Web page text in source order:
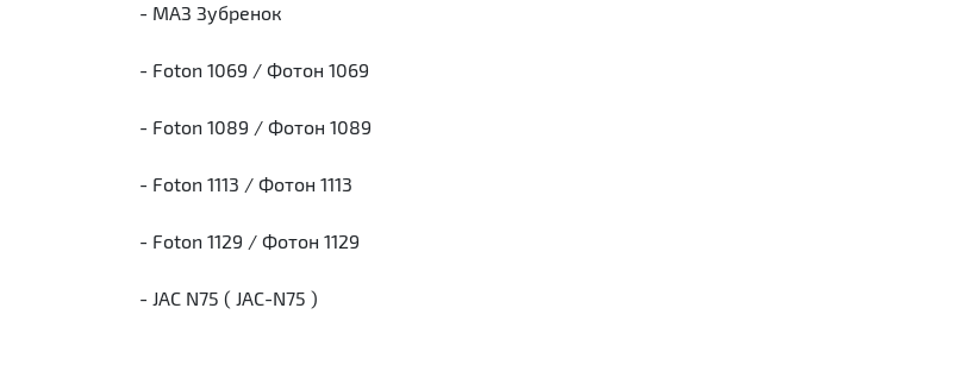
- МАЗ Зубренок
- Foton 1069 / Фотон 1069
- Foton 1089 / Фотон 1089
- Foton 1113 / Фотон 1113
- Foton 1129 / Фотон 1129
- JAC N75 ( JAC-N75 )